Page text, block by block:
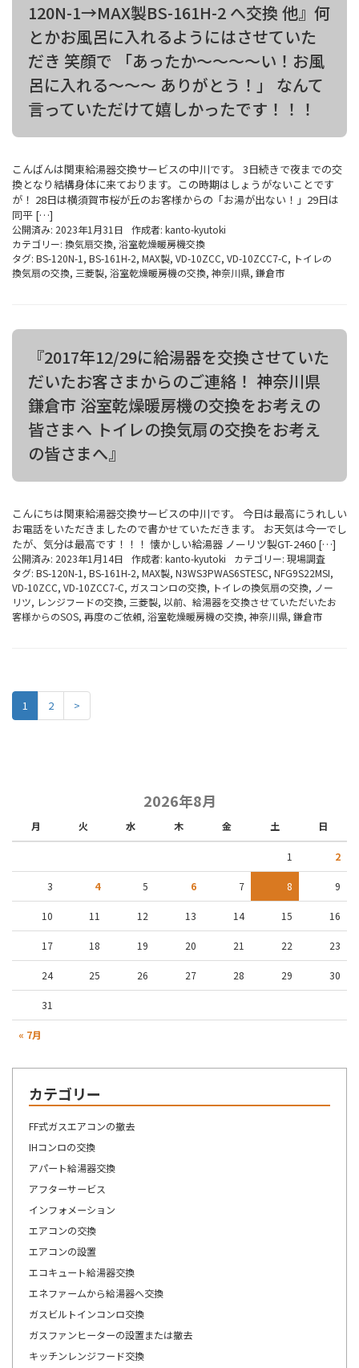
120N-1→MAX製BS-161H-2 へ交換 他』何
とかお風呂に入れるようにはさせていた
だき 笑顔で 「あったか～～～～い！お風
呂に入れる～～～ ありがとう！」 なんて
言っていただけて嬉しかったです！！！
こんばんは関東給湯器交換サービスの中川です。 3日続きで夜までの交
換となり結構身体に来ております。この時期はしょうがないことです
が！ 28日は横須賀市桜が丘のお客様からの「お湯が出ない！」29日は
同平 […]
公開済み: 2023年1月31日 作成者: kanto-kyutoki
カテゴリー: 換気扇交換, 浴室乾燥暖房機交換
タグ: BS-120N-1 , BS-161H-2, MAX製, VD-10ZCC, VD-10ZCC7-C, トイレの
換気扇の交換, 三菱製, 浴室乾燥暖房機の交換, 神奈川県, 鎌倉市
『2017年12/29に給湯器を交換させていた
だいたお客さまからのご連絡！ 神奈川県
鎌倉市 浴室乾燥暖房機の交換をお考えの
皆さまへ トイレの換気扇の交換をお考え
の皆さまへ』
こんにちは関東給湯器交換サービスの中川です。 今日は最高にうれしい
お電話をいただきましたので書かせていただきます。 お天気は今一でし
たが、気分は最高です！！！ 懐かしい給湯器 ノーリツ製GT-2460 […]
公開済み: 2023年1月14日 作成者: kanto-kyutoki カテゴリー: 現場調査
タグ: BS-120N-1 , BS-161H-2, MAX製, N3WS3PWAS6STESC, NFG9S22MSI,
VD-10ZCC, VD-10ZCC7-C, ガスコンロの交換, トイレの換気扇の交換, ノー
リツ, レンジフードの交換, 三菱製, 以前、給湯器を交換させていただいたお
客様からのSOS, 再度のご依頼, 浴室乾燥暖房機の交換, 神奈川県, 鎌倉市
1 2 >
2026年8月
月 火 水 木 金 土 日
« 7月
1 2
3 4 5 6 7 8 9
10 11 12 13 14 15 16
17 18 19 20 21 22 23
24 25 26 27 28 29 30
31
カテゴリー
FF式ガスエアコンの撤去
IHコンロの交換
アパート給湯器交換
アフターサービス
インフォメーション
エアコンの交換
エアコンの設置
エコキュート給湯器交換
エネファームから給湯器へ交換
ガスビルトインコンロ交換
ガスファンヒーターの設置または撤去
キッチンレンジフード交換